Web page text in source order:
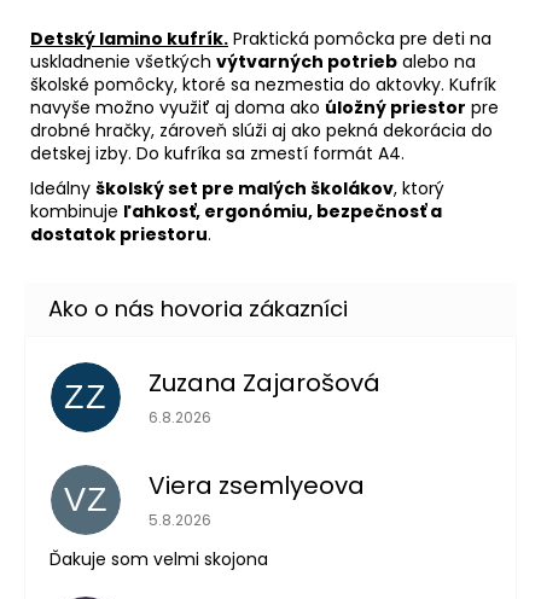
Detský lamino kufrík. Praktická pomôcka pre deti na
uskladnenie všetkých výtvarných potrieb alebo na
školské pomôcky, ktoré sa nezmestia do aktovky. Kufrík
navyše možno využiť aj doma ako úložný priestor pre
drobné hračky, zároveň slúži aj ako pekná dekorácia do
detskej izby. Do kufríka sa zmestí formát A4.
Ideálny školský set pre malých školákov, ktorý
kombinuje ľahkosť, ergonómiu, bezpečnosť a
dostatok priestoru.
ZZ Zuzana Zajarošová
Hodnotenie obchodu je 5 z 5 hviezdičiek.
6.8.2026
VZ Viera zsemlyeova
Hodnotenie obchodu je 5 z 5 hviezdičiek.
5.8.2026
Ďakuje som velmi skojona